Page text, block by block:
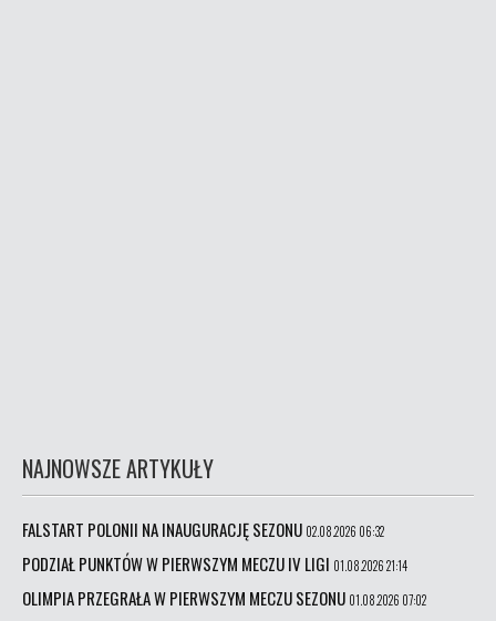
NAJNOWSZE ARTYKUŁY
FALSTART POLONII NA INAUGURACJĘ SEZONU 02.08.2026 06:32
PODZIAŁ PUNKTÓW W PIERWSZYM MECZU IV LIGI 01.08.2026 21:14
OLIMPIA PRZEGRAŁA W PIERWSZYM MECZU SEZONU 01.08.2026 07:02